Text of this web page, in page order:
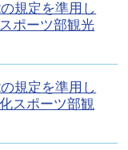
規定を準用し
ポーツ部観光
規定を準用し
スポーツ部観